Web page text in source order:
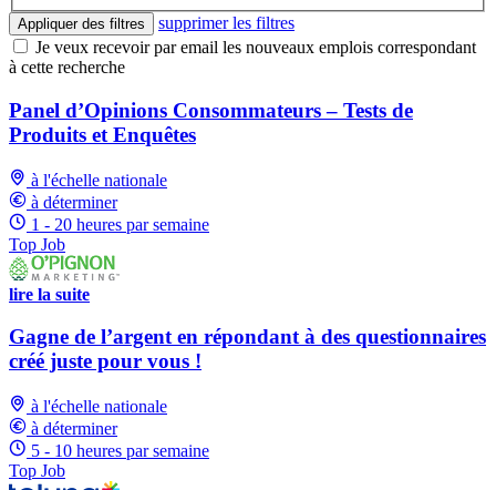
Appliquer des filtres
supprimer les filtres
Je veux recevoir par email les nouveaux emplois correspondant
à cette recherche
Panel d’Opinions Consommateurs – Tests de
Produits et Enquêtes
à l'échelle nationale
à déterminer
1 - 20 heures par semaine
Top Job
lire la suite
Gagne de l’argent en répondant à des questionnaires
créé juste pour vous !
à l'échelle nationale
à déterminer
5 - 10 heures par semaine
Top Job